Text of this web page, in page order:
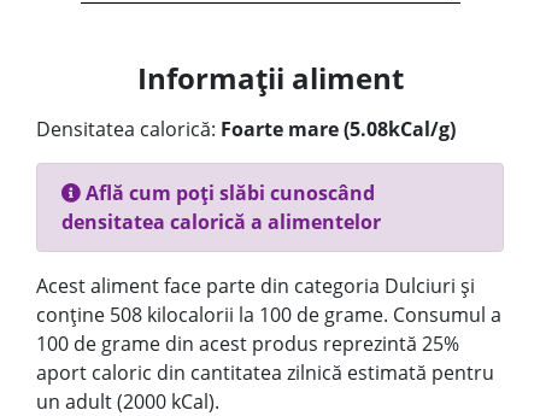
Informații aliment
Densitatea calorică: Foarte mare (5.08kCal/g)
Află cum poți slăbi cunoscând
densitatea calorică a alimentelor
Acest aliment face parte din categoria Dulciuri și
conține 508 kilocalorii la 100 de grame. Consumul a
100 de grame din acest produs reprezintă 25%
aport caloric din cantitatea zilnică estimată pentru
un adult (2000 kCal).